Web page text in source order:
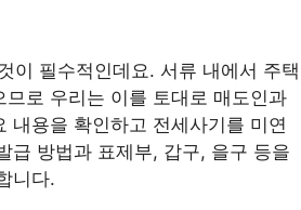
이 필수적인데요. 서류 내에서 주택
로 우리는 이를 토대로 매도인과
내용을 확인하고 전세사기를 미연
급 방법과 표제부, 갑구, 을구 등을
니다.